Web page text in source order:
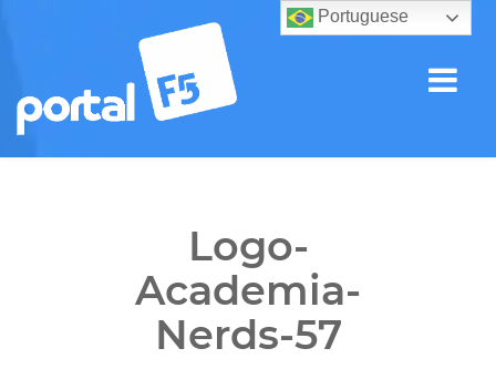
Logo-
Academia-
Nerds-57
Portuguese